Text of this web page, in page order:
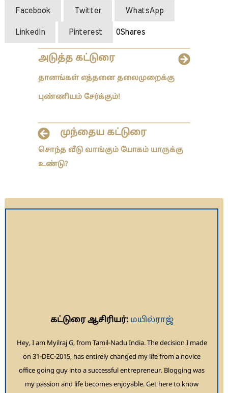
Facebook Twitter WhatsApp
LinkedIn Pinterest 0Shares
முந்தைய கட்டுரை
சொந்த வீடு வாங்கும் யோகம் யாருக்கு
உண்டு?
அடுத்த கட்டுரை
தானங்கள் எத்தனை தலைமுறைக்கு
புண்ணியம் சேர்க்கும்!
கட்டுரை ஆசிரியர்: மயில்ராஜ்
Hey, I am Myilraj G, from Tamil-Nadu India. The decision I made
on 31-DEC-2015, has entirely changed my life from a novice
office going guy into a successful entrepreneur. Blogging was
my passion and life becomes enjoyable. Get here to know